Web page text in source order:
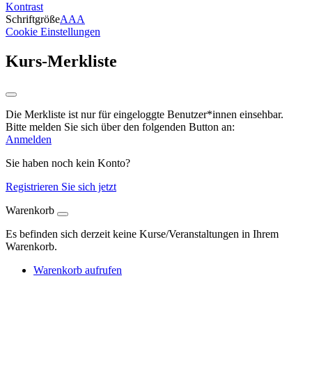
Kontrast
SchriftgrößeAAA
Cookie Einstellungen
Kurs-Merkliste
Die Merkliste ist nur für eingeloggte Benutzer*innen einsehbar.
Bitte melden Sie sich über den folgenden Button an:
Anmelden
Sie haben noch kein Konto?
Registrieren Sie sich jetzt
Warenkorb
Es befinden sich derzeit keine Kurse/Veranstaltungen in Ihrem
Warenkorb.
Warenkorb aufrufen